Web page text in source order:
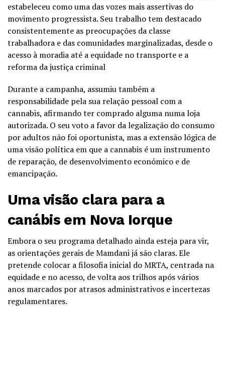
estabeleceu como uma das vozes mais assertivas do
movimento progressista. Seu trabalho tem destacado
consistentemente as preocupações da classe
trabalhadora e das comunidades marginalizadas, desde o
acesso à moradia até a equidade no transporte e a
reforma da justiça criminal
Durante a campanha, assumiu também a
responsabilidade pela sua relação pessoal com a
cannabis, afirmando ter comprado alguma numa loja
autorizada. O seu voto a favor da legalização do consumo
por adultos não foi oportunista, mas a extensão lógica de
uma visão política em que a cannabis é um instrumento
de reparação, de desenvolvimento económico e de
emancipação.
Uma visão clara para a
canábis em Nova Iorque
Embora o seu programa detalhado ainda esteja para vir,
as orientações gerais de Mamdani já são claras. Ele
pretende colocar a filosofia inicial do MRTA, centrada na
equidade e no acesso, de volta aos trilhos após vários
anos marcados por atrasos administrativos e incertezas
regulamentares.